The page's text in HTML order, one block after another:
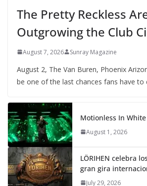
The Pretty Reckless
Outgrowing the Club
August 7, 2026 Sunray Magazine
August 2, The Van Buren, Phoenix
be one of the last chances fans have to
Motionless In
August 1, 2026
LÖRIHEN celebra
gran gira
July 29, 2026